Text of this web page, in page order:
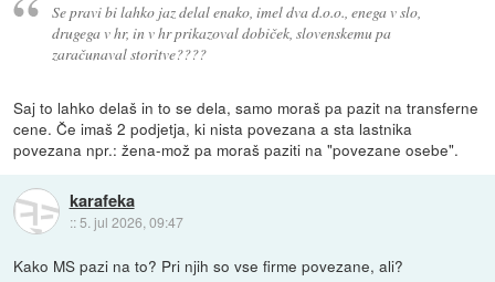
Se pravi bi lahko jaz delal enako, imel dva d.o.o., enega v slo,
drugega v hr, in v hr prikazoval dobiček, slovenskemu pa
zaračunaval storitve????
Saj to lahko delaš in to se dela, samo moraš pa pazit na transferne
cene. Če imaš 2 podjetja, ki nista povezana a sta lastnika
povezana npr.: žena-mož pa moraš paziti na "povezane osebe".
karafeka
:: 5. jul 2026, 09:47
Kako MS pazi na to? Pri njih so vse firme povezane, ali?